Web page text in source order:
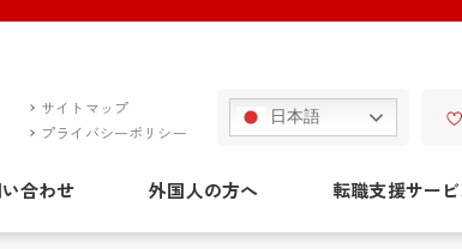
サイトマップ
プライバシーポリシー
日本語
合わせ 外国人の方へ 転職支援サー